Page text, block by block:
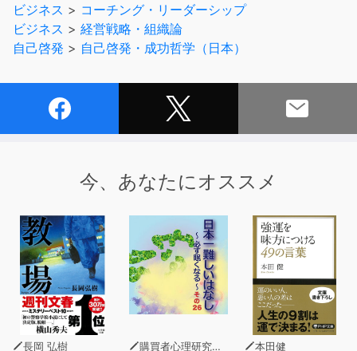
「リーダーや社長になるのは、特別な人たちなのではない
か」
あなたは、そう思っていませんか？
ョンも見事で、
そんなリーダー像を想像して、「自分はそんなふうにはな
多いのではないかと思います。
しかし、“普通の人”でも、優れたリーダーになれるので
す。
この本の著者は、四三歳で上場会社の社長、四七歳でザ・
ボディショップの社長、
ビジネス > コーチング・リーダーシップ
ビジネス > 経営戦略・組織論
自己啓発 > 自己啓発・成功哲学（日本）
今、あなたにオススメ
長岡 弘樹 購買者心理研究所 株式会社モデンナ 顧問 青木幹和 本田健